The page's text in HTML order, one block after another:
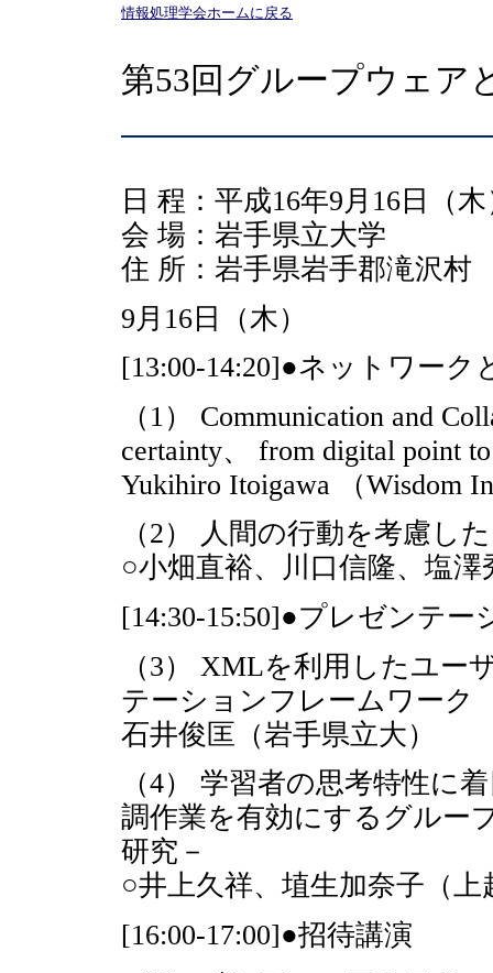
情報処理学会ホームに戻る
第53回グループウェア
日 程：平成16年9月16日（
会 場：岩手県立大学
住 所：岩手県岩手郡滝沢村
9月16日（木）
[13:00-14:20]●ネットワーク
（1） Communication and
certainty、 from digital point
Yukihiro Itoigawa （Wisdom
（2） 人間の行動を考慮し
○小畑直裕、川口信隆、塩
[14:30-15:50]●プレゼンテー
（3） XMLを利用したユ
テーションフレームワーク
石井俊匡（岩手県立大）
（4） 学習者の思考特性に
調作業を有効にするグルー
研究－
○井上久祥、埴生加奈子（上
[16:00-17:00]●招待講演